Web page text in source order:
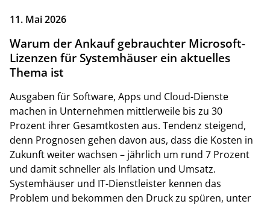
11. Mai 2026
Warum der Ankauf gebrauchter Microsoft-
Lizenzen für Systemhäuser ein aktuelles
Thema ist
Ausgaben für Software, Apps und Cloud-Dienste
machen in Unternehmen mittlerweile bis zu 30
Prozent ihrer Gesamtkosten aus. Tendenz steigend,
denn Prognosen gehen davon aus, dass die Kosten in
Zukunft weiter wachsen – jährlich um rund 7 Prozent
und damit schneller als Inflation und Umsatz.
Systemhäuser und IT-Dienstleister kennen das
Problem und bekommen den Druck zu spüren, unter